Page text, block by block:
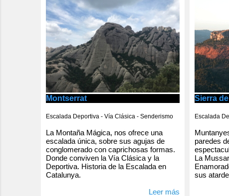
Montserrat
Escalada Deportiva - Vía Clásica - Senderismo
La Montaña Mágica, nos ofrece una
escalada única, sobre sus agujas de
conglomerado con caprichosas formas.
Donde conviven la Vía Clásica y la
Deportiva. Historia de la Escalada en
Catalunya.
Leer más
Sierra
Escalada
paredes
La
sus